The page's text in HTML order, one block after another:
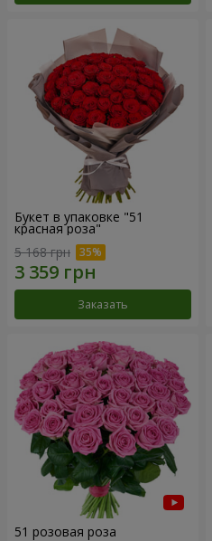
Букет в упаковке "51
красная роза"
5 168 грн
Заказать
51 розовая роза